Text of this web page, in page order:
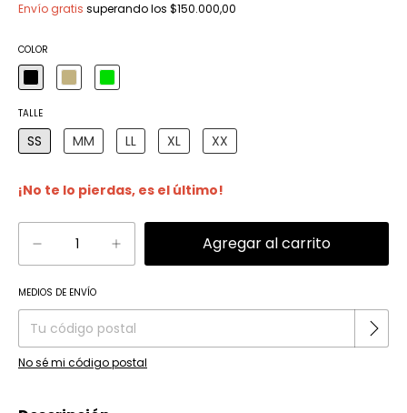
Envío gratis superando los $150.000,00
COLOR
TALLE
SS MM LL XL XX
¡No te lo pierdas, es el último!
Entregas para el CP:
MEDIOS DE ENVÍO
No sé mi código postal